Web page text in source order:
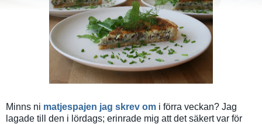
Minns ni matjespajen jag skrev om i förra veckan? Jag
lagade till den i lördags; erinrade mig att det säkert var för